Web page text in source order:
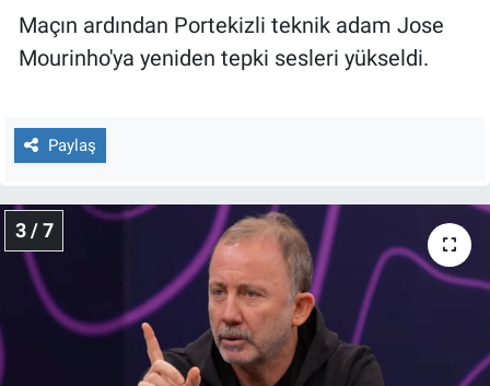
Maçın ardından Portekizli teknik adam Jose
Mourinho'ya yeniden tepki sesleri yükseldi.
Paylaş
3 / 7
Yerel Yaşam